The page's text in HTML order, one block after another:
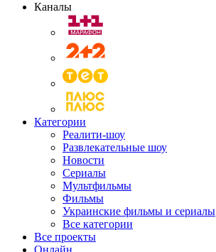
Каналы
Категории
Реалити-шоу
Развлекательные шоу
Новости
Сериалы
Мультфильмы
Фильмы
Украинские фильмы и сериалы
Все категории
Все проекты
Онлайн